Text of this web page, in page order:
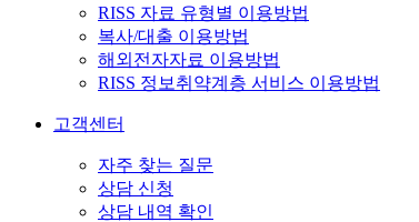
RISS 자료 유형별 이용방법
복사/대출 이용방법
해외전자자료 이용방법
RISS 정보취약계층 서비스 이용방법
고객센터
자주 찾는 질문
상담 신청
상담 내역 확인